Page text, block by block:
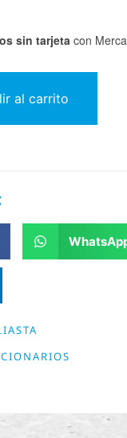
sin tarjetacon
al carrito